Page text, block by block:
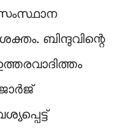
ബിന്ദുവിന്റെ